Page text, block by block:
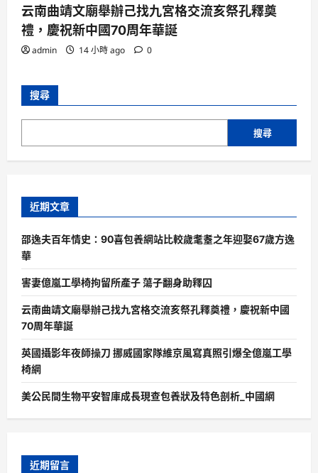
云南曲靖文廟舉辦己找九宮格交流亥祭孔釋奠
禮，慶祝新中國70周年華誕
admin 14 小時 ago 0
搜尋
搜尋
近期文章
邵逸夫百年情史：90喜包養網站比較歲耄耋之年迎娶67歲方逸
華
害妻億嵐工學椅拘留所產子 蕩子翻身助釋囚
云南曲靖文廟舉辦己找九宮格交流亥祭孔釋奠禮，慶祝新中國
70周年華誕
英國攝影年夜師操刀 挪威國家隊維京風寫真照引爆全億嵐工學
椅網
美公民間生物平安智庫成長現查包養狀及特色剖析_中國網
近期留言